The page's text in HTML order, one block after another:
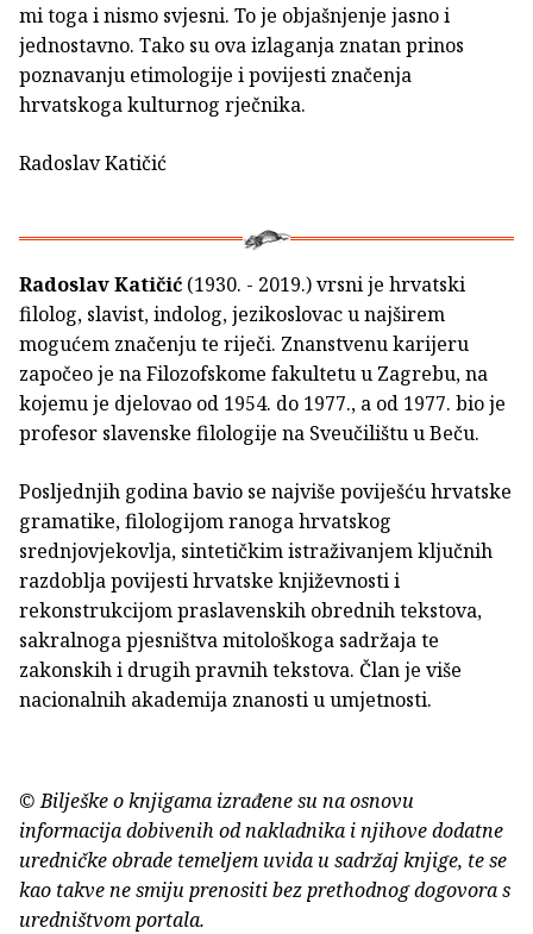
mi toga i nismo svjesni. To je objašnjenje jasno i
jednostavno. Tako su ova izlaganja znatan prinos
poznavanju etimologije i povijesti značenja
hrvatskoga kulturnog rječnika.
Radoslav Katičić
Radoslav Katičić (1930. - 2019.) vrsni je hrvatski
filolog, slavist, indolog, jezikoslovac u najširem
mogućem značenju te riječi. Znanstvenu karijeru
započeo je na Filozofskome fakultetu u Zagrebu, na
kojemu je djelovao od 1954. do 1977., a od 1977. bio je
profesor slavenske filologije na Sveučilištu u Beču.
Posljednjih godina bavio se najviše poviješću hrvatske
gramatike, filologijom ranoga hrvatskog
srednjovjekovlja, sintetičkim istraživanjem ključnih
razdoblja povijesti hrvatske književnosti i
rekonstrukcijom praslavenskih obrednih tekstova,
sakralnoga pjesništva mitološkoga sadržaja te
zakonskih i drugih pravnih tekstova. Član je više
nacionalnih akademija znanosti u umjetnosti.
© Bilješke o knjigama izrađene su na osnovu
informacija dobivenih od nakladnika i njihove dodatne
uredničke obrade temeljem uvida u sadržaj knjige, te se
kao takve ne smiju prenositi bez prethodnog dogovora s
uredništvom portala.